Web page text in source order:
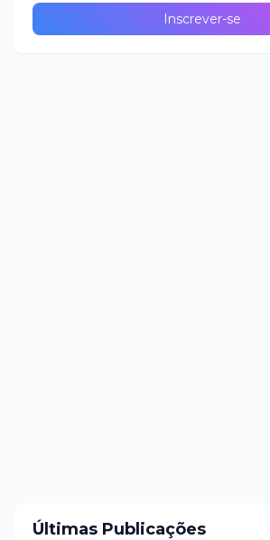
Últimas Publicações